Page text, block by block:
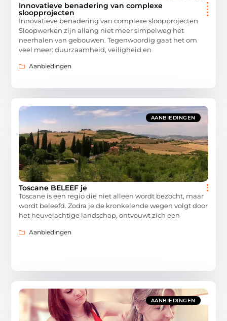
Innovatieve benadering van complexe
sloopprojecten
Innovatieve benadering van complexe sloopprojecten
Sloopwerken zijn allang niet meer simpelweg het
neerhalen van gebouwen. Tegenwoordig gaat het om
veel meer: duurzaamheid, veiligheid en
Aanbiedingen
AANBIEDINGEN
Toscane BELEEF je
Toscane is een regio die niet alleen wordt bezocht, maar
wordt beleefd. Zodra je de kronkelende wegen volgt door
het heuvelachtige landschap, ontvouwt zich een
Aanbiedingen
AANBIEDINGEN